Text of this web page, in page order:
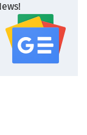
serwisu